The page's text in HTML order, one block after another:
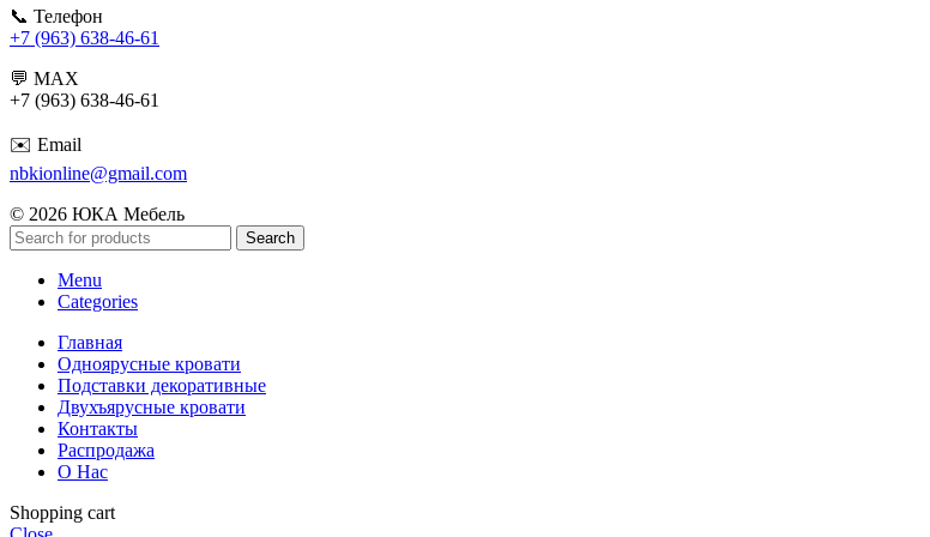
📞 Телефон
+7 (963) 638-46-61
💬 MAX
+7 (963) 638-46-61
✉️ Email
nbkionline@gmail.com
© 2026 ЮКА Мебель
Search
Menu
Categories
Главная
Одноярусные кровати
Подставки декоративные
Двухъярусные кровати
Контакты
Распродажа
О Нас
Shopping cart